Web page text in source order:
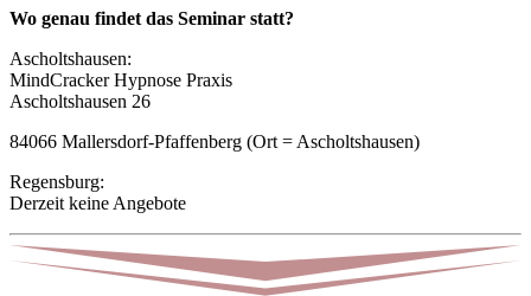
Wo genau findet das Seminar statt?
Ascholtshausen:
MindCracker Hypnose Praxis
Ascholtshausen 26
84066 Mallersdorf-Pfaffenberg (Ort = Ascholtshausen)
Regensburg:
Derzeit keine Angebote